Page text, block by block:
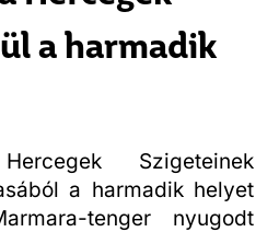
a harmadik
Szigeteinek
a harmadik helyet
tenger nyugodt